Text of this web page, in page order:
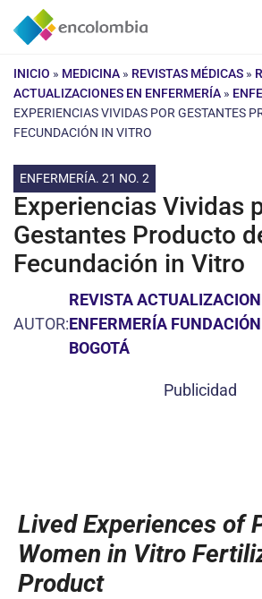
Saltar
INICIO » MEDICINA » REVISTAS MÉDICAS »
ACTUALIZACIONES EN ENFERMERÍA »
EXPERIENCIAS VIVIDAS POR GESTANTES
FECUNDACIÓN IN VITRO
ENFERMERÍA. 21 NO. 2
Experiencias Vividas
Gestantes Producto
Fecundación in Vitro
AUTOR:
REVISTA
ENFERMERÍA
BOGOTÁ
Publicidad
Lived Experiences of
Women in Vitro
Product